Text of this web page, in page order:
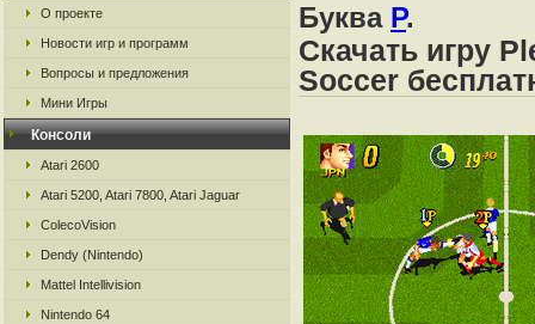
О проекте
Новости игр и программ
Вопросы и предложения
Мини Игры
Консоли
Atari 2600
Atari 5200, Atari 7800, Atari Jaguar
ColecoVision
Dendy (Nintendo)
Mattel Intellivision
Nintendo 64
Буква P.
Скачать игру
Soccer